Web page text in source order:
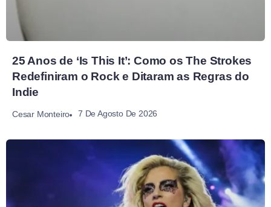
25 Anos de ‘Is This It’: Como os The Strokes
Redefiniram o Rock e Ditaram as Regras do
Indie
Cesar Monteiro 7 De Agosto De 2026